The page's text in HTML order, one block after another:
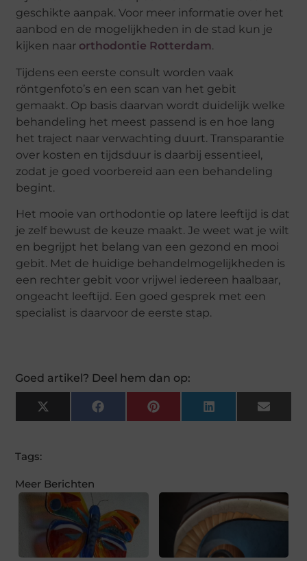
geschikte aanpak. Voor meer informatie over het
aanbod en de mogelijkheden in de stad kun je
kijken naar orthodontie Rotterdam.
Tijdens een eerste consult worden vaak
röntgenfoto’s en een scan van het gebit
gemaakt. Op basis daarvan wordt duidelijk welke
behandeling het meest passend is en hoe lang
het traject naar verwachting duurt. Transparantie
over kosten en tijdsduur is daarbij essentieel,
zodat je goed voorbereid aan een behandeling
begint.
Het mooie van orthodontie op latere leeftijd is dat
je zelf bewust de keuze maakt. Je weet wat je wilt
en begrijpt het belang van een gezond en mooi
gebit. Met de huidige behandelmogelijkheden is
een rechter gebit voor vrijwel iedereen haalbaar,
ongeacht leeftijd. Een goed gesprek met een
specialist is daarvoor de eerste stap.
Goed artikel? Deel hem dan op:
X
(Twitter)
FacebookPinterest LinkedIn Email
Tags:
Meer Berichten